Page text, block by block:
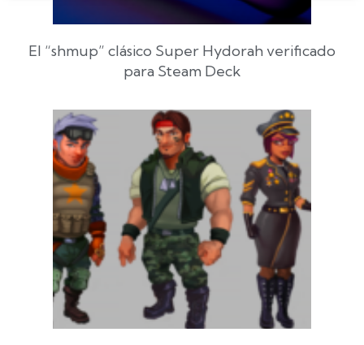
El “shmup” clásico Super Hydorah verificado
para Steam Deck